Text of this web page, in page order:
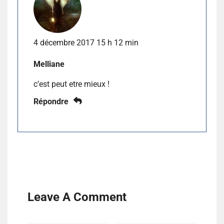
4 décembre 2017 15 h 12 min
Melliane
c’est peut etre mieux !
Répondre
Leave A Comment